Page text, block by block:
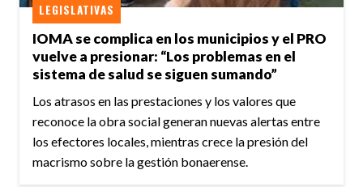
IOMA se complica en los municipios y el PRO
vuelve a presionar: “Los problemas en el
sistema de salud se siguen sumando”
LEGISLATIVAS
Los atrasos en las prestaciones y los valores que
reconoce la obra social generan nuevas alertas entre
los efectores locales, mientras crece la presión del
macrismo sobre la gestión bonaerense.